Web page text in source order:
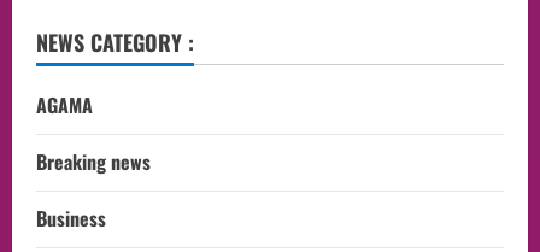
NEWS CATEGORY :
AGAMA
Breaking news
Business